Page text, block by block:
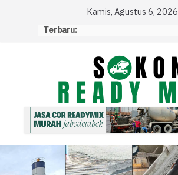
Kamis, Agustus 6, 2026
Terbaru: